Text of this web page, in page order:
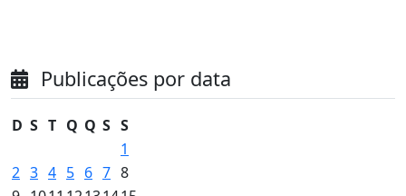
Publicações por data
D S T Q Q S S
1
2 3 4 5 6 7 8